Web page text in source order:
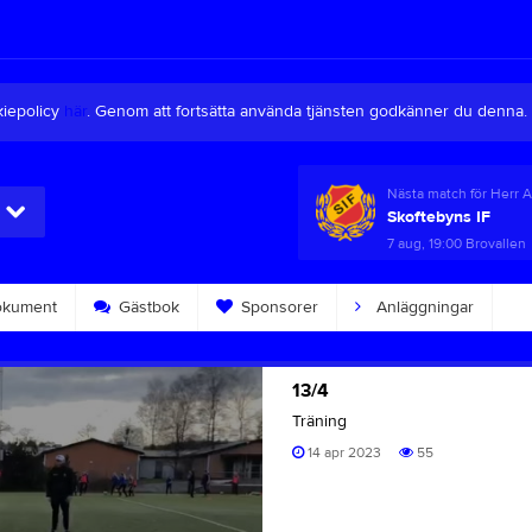
här. Genom att fortsätta använda tjänsten godkänner du denna.
Nästa match för Herr
Skoftebyns IF
7 aug, 19:00 Brovallen
Gästbok Sponsorer Anläggningar
13/4
Träning
14 apr 2023 55